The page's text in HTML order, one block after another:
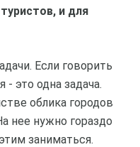
и для
Если говорить
это одна задача.
облика городов
нее нужно гораздо
заниматься.